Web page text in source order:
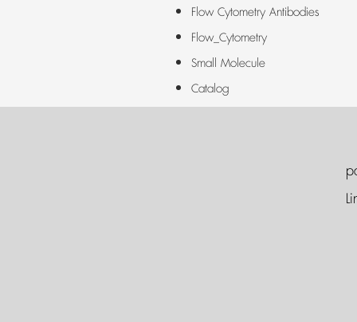
Flow Cytometry Antibodies
Flow_Cytometry
Small Molecule
Catalog